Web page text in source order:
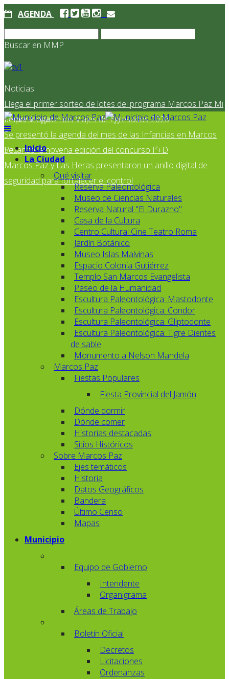
AGENDA
Buscar en MMP
Noticias:
Llega el primer sorteo de lotes del programa Marcos Paz Mi
Primer Hogar
Se presentaron los Viajes de Egresados 2026
Se presentó la agenda del mes de las Infancias en Marcos
Paz
Se lanzó la novena edición del concurso I²+D
Marcos Paz y Las Heras presentaron un anillo digital de
seguridad para fortalecer el control
Inicio
La Ciudad
Qué visitar
Reserva Paleontológica
Museo de Ciencias Naturales
Reserva Natural "El Durazno"
Casa de la Cultura
Centro Cultural Cine Teatro Roma
Jardín Botánico
Museo Islas Malvinas
Espacio Colonia Gutiérrez
Templo San Marcos Evangelista
Paseo de la Humanidad
Escultura Paleontológica: Mastodonte
Escultura Paleontológica: Condor
Escultura Paleontológica: Gliptodonte
Escultura Paleontológica: Tigre Dientes
de sable
Monumento a Nelson Mandela
Marcos Paz
Fiestas Populares
Fiesta Provincial del Jamón
Dónde dormir
Dónde comer
Historias destacadas
Sitios Históricos
Sobre Marcos Paz
Ejes temáticos
Historia
Datos Geográficos
Bandera
Último Censo
Mapas
Municipio
Equipo de Gobierno
Intendente
Organigrama
Áreas de Trabajo
Boletín Oficial
Decretos
Licitaciones
Ordenanzas